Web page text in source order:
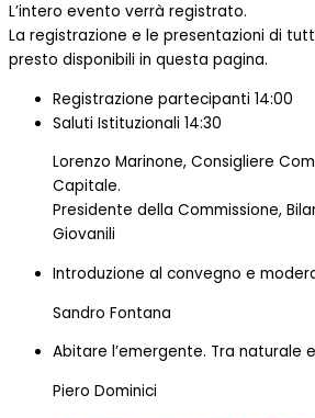
L’intero evento verrà registrato.
La registrazione e le presentazioni di
presto disponibili in questa pagina.
Registrazione partecipanti 14:00
Saluti Istituzionali 14:30
Lorenzo Marinone, Consigliere
Capitale.
Presidente della Commissione,
Giovanili
Introduzione al convegno e
Sandro Fontana
Abitare l’emergente. Tra naturale
Piero Dominici